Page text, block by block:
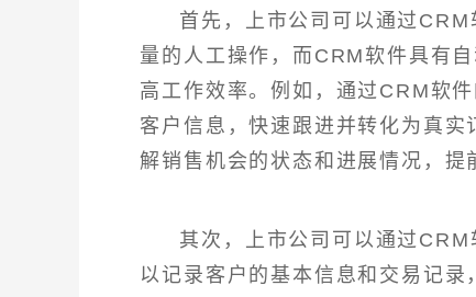
首先，上市公司可以通过
量的人工操作，而CRM软件具有
高工作效率。例如，通过CRM软
客户信息，快速跟进并转化为真
解销售机会的状态和进展情况，提
其次，上市公司可以通过
以记录客户的基本信息和交易记